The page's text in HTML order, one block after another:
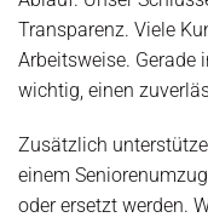
Transparenz. Viele
Arbeitsweise. Gerade
wichtig, einen
Zusätzlich
einem
oder ersetzt werden.